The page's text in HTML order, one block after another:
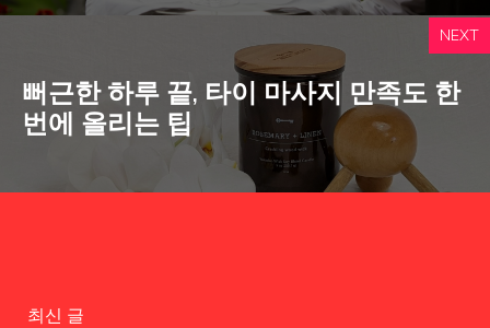
NEXT
뻐근한 하루 끝, 타이 마사지 만족도 한
번에 올리는 팁
최신 글